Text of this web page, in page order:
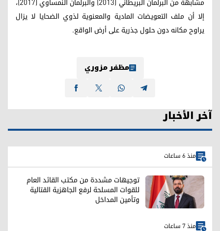
إلا أن ملف التعويضات المادية والمعنوية لذوي الضحايا لا يزال
يراوح مكانه دون حلول جذرية على أرض الواقع.
مظفر مزوري
آخر الأخبار
منذ 6 ساعات
توجيهات مشددة من مكتب القائد العام
للقوات المسلحة لرفع الجاهزية القتالية
وتأمين المداخل
منذ 7 ساعات